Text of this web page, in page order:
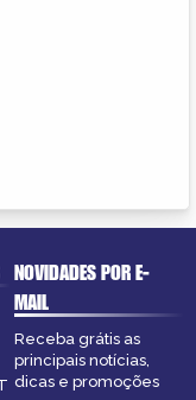
NOVIDADES POR E-
MAIL
Receba grátis as
principais notícias,
dicas e promoções